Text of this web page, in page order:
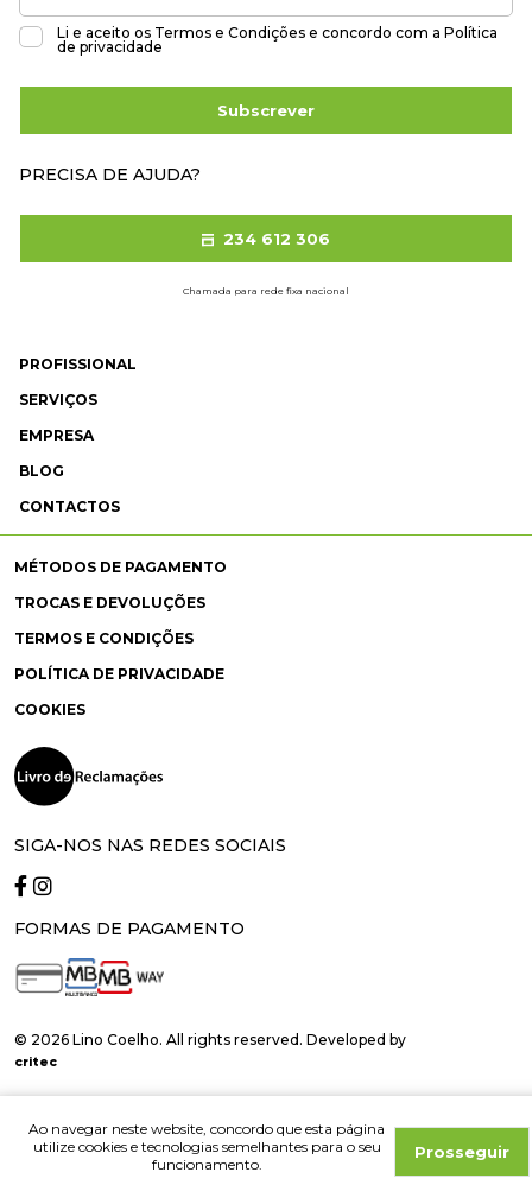
Ao navegar neste website, concordo que esta página
utilize cookies e tecnologias semelhantes para o seu
funcionamento.
Prosseguir
PROFISSIONAL
SERVIÇOS
EMPRESA
BLOG
CONTACTOS
MÉTODOS DE PAGAMENTO
TROCAS E DEVOLUÇÕES
TERMOS E CONDIÇÕES
POLÍTICA DE PRIVACIDADE
COOKIES
SIGA-NOS NAS REDES SOCIAIS
FORMAS DE PAGAMENTO
Li e aceito os Termos e Condições e concordo com a Política
de privacidade
Subscrever
PRECISA DE AJUDA?
234 612 306
Chamada para rede fixa nacional
© 2026 Lino Coelho. All rights reserved. Developed by
critec